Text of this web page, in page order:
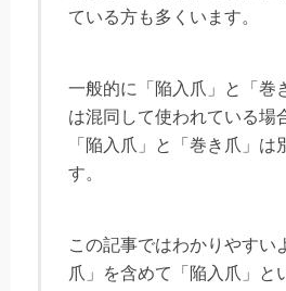
ている方も多くいます。
一般的に「陥入爪」と「巻
は混同して使われている場
「陥入爪」と「巻き爪」は
す。
この記事ではわかりやすい
爪」を含めて「陥入爪」と